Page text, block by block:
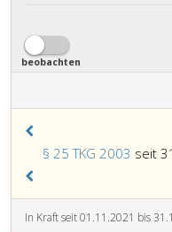
beobachten
§ 25 TKG 2003 seit
In Kraft seit 01.11.2021 bis